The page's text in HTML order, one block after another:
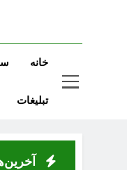
خانه
تبلیغات